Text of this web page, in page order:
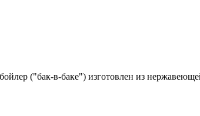
("бак-в-баке") изготовлен из